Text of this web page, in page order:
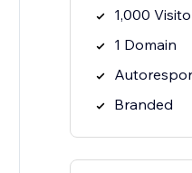
1,000
1 Domain
Branded